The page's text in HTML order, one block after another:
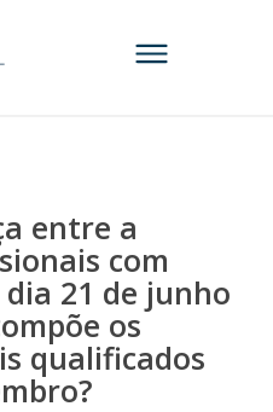
entre a
com
21 de junho
os
qualificados